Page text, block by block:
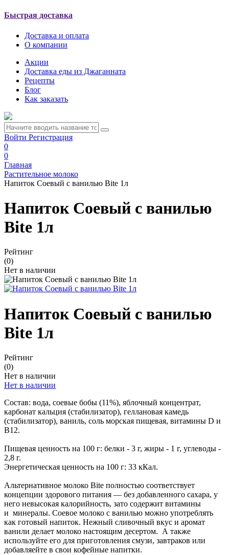
Быстрая доставка
Доставка и оплата
О компании
Акции
Доставка еды из Джаганната
Рецепты
Блог
Как заказать
Войти Регистрация
0
0
Главная
Растительное молоко
Напиток Соевый с ванилью Bite 1л
Напиток Соевый с ванилью
Bite 1л
Рейтинг
(0)
Нет в наличии
Напиток Соевый с ванилью
Bite 1л
Рейтинг
(0)
Нет в наличии
Нет в наличии
Состав: вода, соевые бобы (11%), яблочный концентрат,
карбонат кальция (стабилизатор), геллановая камедь
(стабилизатор), ваниль, соль морская пищевая, витамины D и
В12.
Пищевая ценность на 100 г: белки - 3 г, жиры - 1 г, углеводы -
2,8 г.
Энергетическая ценность на 100 г: 33 кКал.
Альтернативное молоко Bite полностью соответствует
концепции здорового питания — без добавленного сахара, у
него невысокая калорийность, зато содержит витамины
и минералы. Соевое молоко с ванилью можно употреблять
как готовый напиток. Нежный сливочный вкус и аромат
ванили делает молоко настоящим десертом. А также
используйте его для приготовления смузи, завтраков или
добавляейте в свои кофейные напитки.